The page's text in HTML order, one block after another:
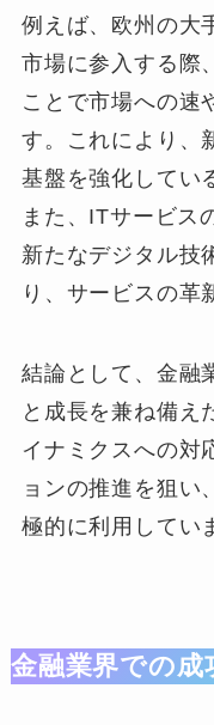
例えば、欧州の大
市場に参入する際
ことで市場への速
す。これにより、
基盤を強化してい
また、ITサービス
新たなデジタル技
り、サービスの革
結論として、金融
と成長を兼ね備え
イナミクスへの対
ョンの推進を狙い
極的に利用してい
金融業界での成